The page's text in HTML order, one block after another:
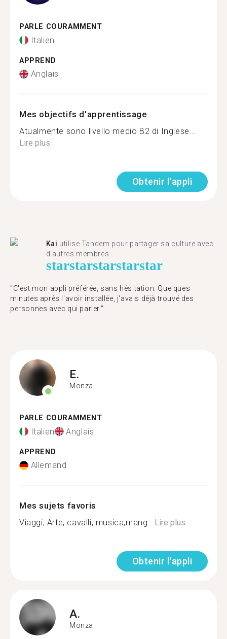
PARLE COURAMMENT
Italien
APPREND
Anglais
Mes objectifs d'apprentissage
Atualmente sono livello medio B2 di Inglese...
Lire plus
Obtenir l'appli
Kai utilise Tandem pour partager sa culture avec
d'autres membres.
starstarstarstarstar
"C'est mon appli préférée, sans hésitation. Quelques
minutes après l'avoir installée, j'avais déjà trouvé des
personnes avec qui parler."
E.
Monza
PARLE COURAMMENT
Italien Anglais
APPREND
Allemand
Mes sujets favoris
Viaggi, Arte, cavalli, musica,mang...Lire plus
Obtenir l'appli
A.
Monza